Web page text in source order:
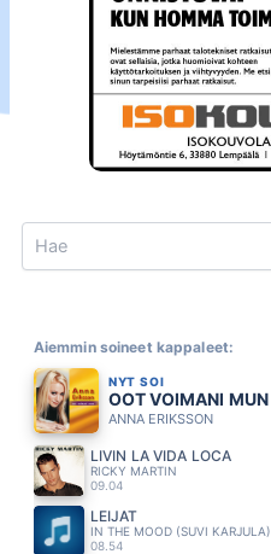
Search
Aiemmin soineet kappaleet:
NYT SOI
OOT VOIMANI MUN
ANNA ERIKSSON
LIVIN LA VIDA LOCA
RICKY MARTIN
09.04
LEIJAT
IN THE MOOD (SUVI KARJULA)
08.54